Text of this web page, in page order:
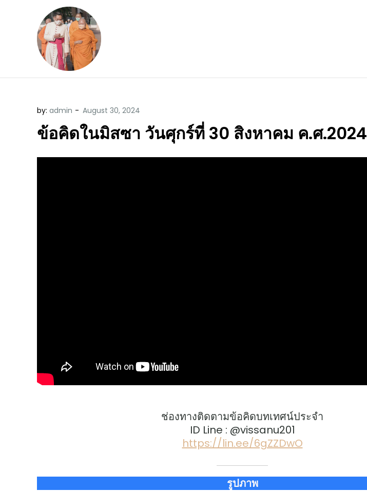
by: admin
ข้อคิดในมิสซา วันศุกร์ที่ 30 สิงหาคม ค.ศ.2024
ช่องทางติดตามข้อคิดบทเทศน์ประจำ
ID Line : @vissanu201
https://lin.ee/6gZZDwO
รูปภาพ